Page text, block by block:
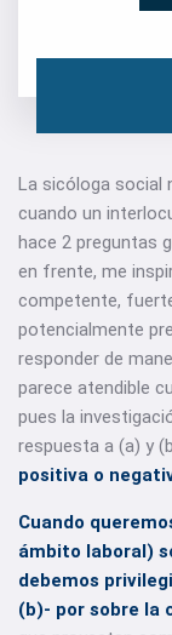
La sicóloga social
cuando un
hace 2 preguntas
en frente, me
competente,
potencialmente
responder de
parece atendible
pues la
respuesta a (a) y
positiva o
Cuando
ámbito laboral)
debemos
(b)- por sobre la